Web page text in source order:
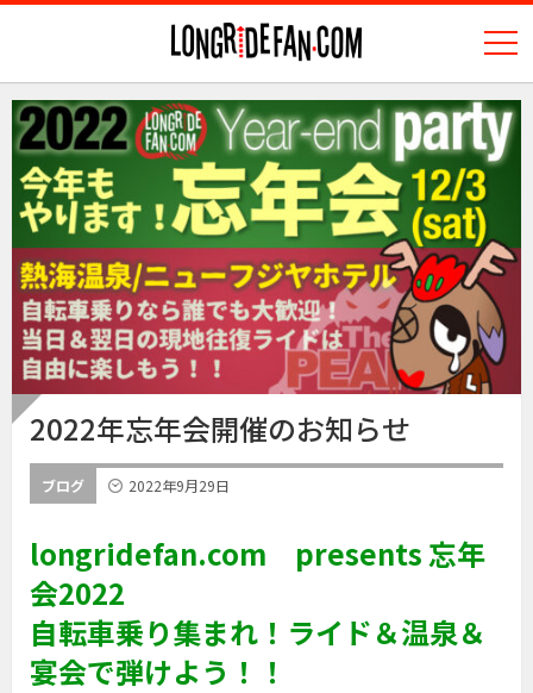
2022年忘年会開催のお知らせ
ブログ 2022年9月29日
longridefan.com presents 忘年
会2022
自転車乗り集まれ！ライド＆温泉＆
宴会で弾けよう！！